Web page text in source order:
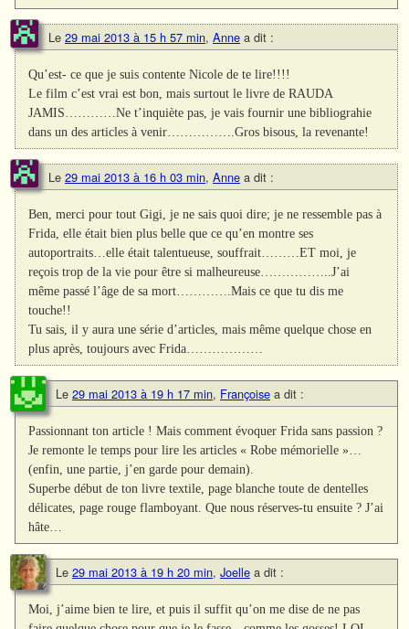
Le 29 mai 2013 à 15 h 57 min, Anne a dit :
Qu’est- ce que je suis contente Nicole de te lire!!!!
Le film c’est vrai est bon, mais surtout le livre de RAUDA
JAMIS…………Ne t’inquiète pas, je vais fournir une bibliograhie
dans un des articles à venir…………….Gros bisous, la revenante!
Le 29 mai 2013 à 16 h 03 min, Anne a dit :
Ben, merci pour tout Gigi, je ne sais quoi dire; je ne ressemble pas à
Frida, elle était bien plus belle que ce qu’en montre ses
autoportraits…elle était talentueuse, souffrait………ET moi, je
reçois trop de la vie pour être si malheureuse……………..J’ai
même passé l’âge de sa mort………….Mais ce que tu dis me
touche!!
Tu sais, il y aura une série d’articles, mais même quelque chose en
plus après, toujours avec Frida………………
Le 29 mai 2013 à 19 h 17 min, Françoise a dit :
Passionnant ton article ! Mais comment évoquer Frida sans passion ?
Je remonte le temps pour lire les articles « Robe mémorielle »…
(enfin, une partie, j’en garde pour demain).
Superbe début de ton livre textile, page blanche toute de dentelles
délicates, page rouge flamboyant. Que nous réserves-tu ensuite ? J’ai
hâte…
Le 29 mai 2013 à 19 h 20 min, Joelle a dit :
Moi, j’aime bien te lire, et puis il suffit qu’on me dise de ne pas